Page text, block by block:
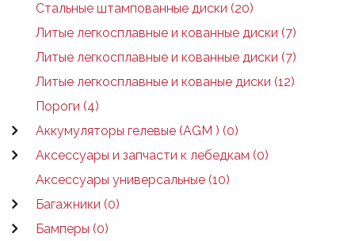
Стальные штампованные диски (20)
Литые легкосплавные и кованные диски (7)
Литые легкосплавные и кованные диски (7)
Литые легкосплавные и кованые диски (12)
Пороги (4)
Аккумуляторы гелевые (AGM ) (0)
Аксессуары и запчасти к лебедкам (0)
Аксессуары универсальные (10)
Багажники (0)
Бамперы (0)